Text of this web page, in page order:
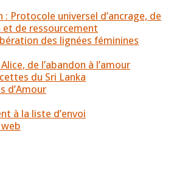
Protocole universel d’ancrage, de
de ressourcement
des lignées féminines
de l’abandon à l’amour
du Sri Lanka
d’Amour
à la liste d’envoi